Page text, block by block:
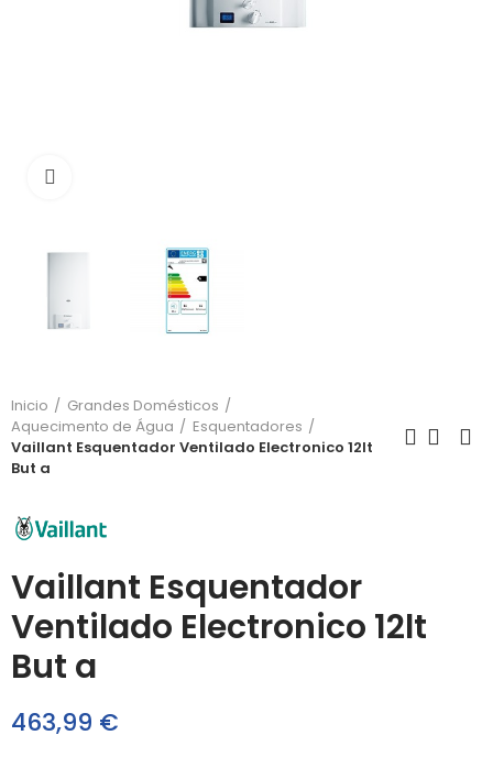
Inicio
Grandes Domésticos
Aquecimento de Água
Esquentadores
Vaillant Esquentador Ventilado Electronico 12lt
But a
Vaillant Esquentador
Ventilado Electronico 12lt
But a
463,99 €